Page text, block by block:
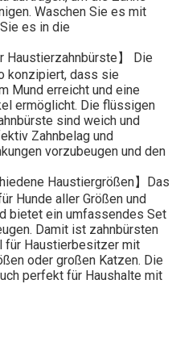
Waschen Sie es mit
es in die
Haustierzahnbürste】 Die
konzipiert, dass sie
Mund erreicht und eine
ermöglicht. Die flüssigen
sind weich und
Zahnbelag und
vorzubeugen und den
Haustiergrößen】Das
Hunde aller Größen und
bietet ein umfassendes Set
Damit ist zahnbürsten
für Haustierbesitzer mit
oder großen Katzen. Die
perfekt für Haushalte mit